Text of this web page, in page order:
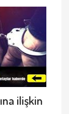
ilişkin